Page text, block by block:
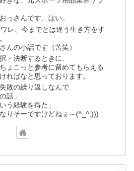
っさんです、はい。
レ、今までとは違う生き方をす
んの小話です（苦笑）
・決断するときに、
ょこっと参考に留めてもらえる
ればなと思っております。
敗の繰り返しなんで
話」
う経験を得た」
りそーですけどねぇ～(^_^;)))